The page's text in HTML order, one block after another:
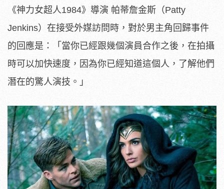
《神力女超人1984》導演 帕蒂詹金斯（Patty
Jenkins）在接受外媒訪問時，對於男主角回歸事件
的回應是：「當你已經跟幾個演員合作之後，在拍攝
時可以加快速度，因為你已經知道這個人，了解他們
潛在的驚人演技。」